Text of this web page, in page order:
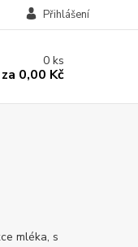
Přihlášení
0ks
za 0,00 Kč
mléka, s